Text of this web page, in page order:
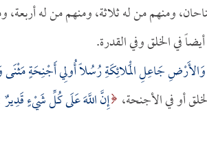
ومنهم من له ثلاثة، ومنهم من له
في الخلق وفي القدرة.
جَاعِلِ الْمَلائِكَةِ رُسُلًا أُولِي أَجْنِحَةٍ مَثْنَى
إِنَّ اللَّهَ عَلَى كُلِّ شَيْءٍ قَدِيرٌ